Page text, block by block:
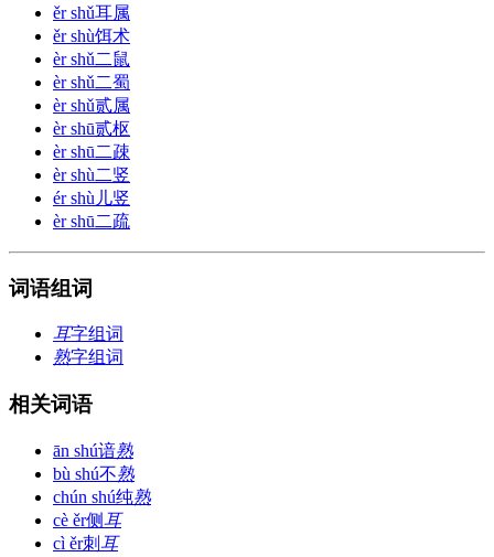
ěr shǔ耳属
ěr shù饵术
èr shǔ二鼠
èr shǔ二蜀
èr shǔ贰属
èr shū贰枢
èr shū二疎
èr shù二竖
ér shù 儿竖
èr shū二疏
词语组词
耳字组词
熟字组词
相关词语
ān shú谙熟
bù shú不熟
chún shú纯熟
cè ěr侧耳
cì ěr刺耳